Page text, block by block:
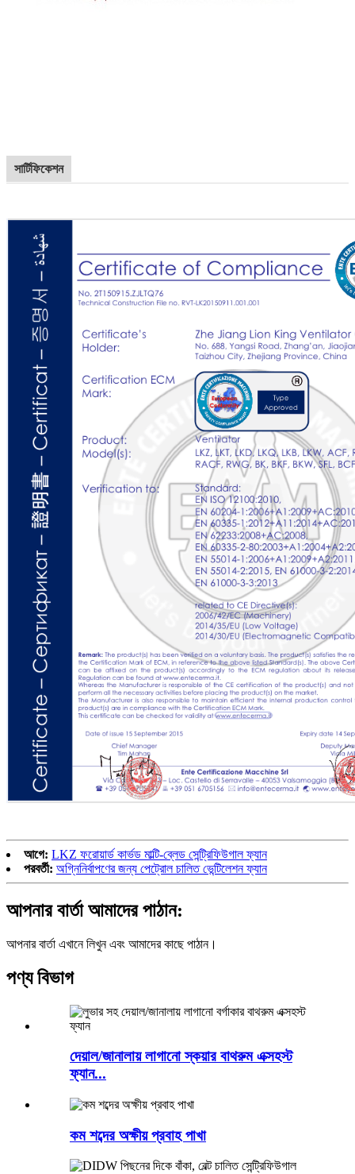
সার্টিফিকেশন
আগে: LKZ ফরোয়ার্ড কার্ভড মাল্টি-ব্লেড সেন্ট্রিফিউগাল ফ্যান
পরবর্তী: অগ্নিনির্বাপণের জন্য পেট্রোল চালিত ভেন্টিলেশন ফ্যান
আপনার বার্তা আমাদের পাঠান:
আপনার বার্তা এখানে লিখুন এবং আমাদের কাছে পাঠান।
পণ্য বিভাগ
দেয়াল/জানালায় লাগানো স্কয়ার বাথরুম এক্সহস্ট
ফ্যান...
কম শব্দের অক্ষীয় প্রবাহ পাখা